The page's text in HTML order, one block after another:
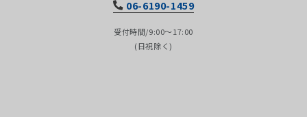
06-6190-1459
受付時間/9:00～17:00
(日祝除く)